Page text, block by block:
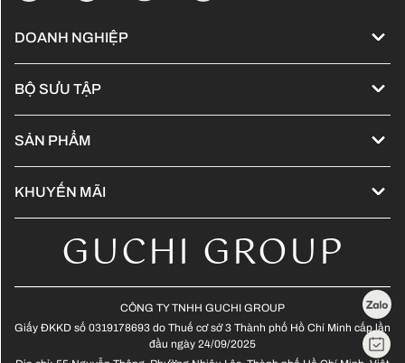
DOANH NGHIỆP
Về chúng tôi
Đống hành cùng Kol
Tuyển dụng
BỘ SƯU TẬP
Cập nhật xu hướng tóc - 2024
Guchi Hair Show
Tóc nối - Hair extensions
Màu thời trang không tẩy
Tóc xoăn Hippie
SẢN PHẨM
Sản phẩm L'Oreal Professionnel
Sản phẩm Kérastase
Sản phẩm Lebel - Japanese
KHUYẾN MÃI
Ưu đãi trong tháng
Ưu đãi lễ hộiGUCHI GROUP
CÔNG TY TNHH GUCHI GROUP
Giấy ĐKKD số 0319178693 do Thuế cơ sở 3 Thành phố Hồ Chí Minh cấp lần
đầu ngày 24/09/2025